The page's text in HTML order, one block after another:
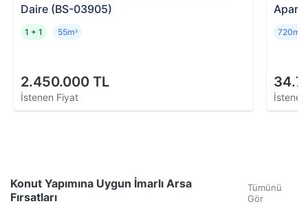
Daire (BS-03905)
2.450.000 TL
İstenen Fiyat
1 + 1 55m²
Apart
720m
Konut Yapımına Uygun İmarlı Arsa
Fırsatları
Tümünü
Gör